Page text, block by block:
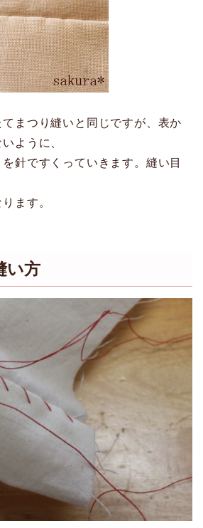
まつり縫いと同じですが、表か
ように、
針ですくっていきます。縫い目
ます。
い方